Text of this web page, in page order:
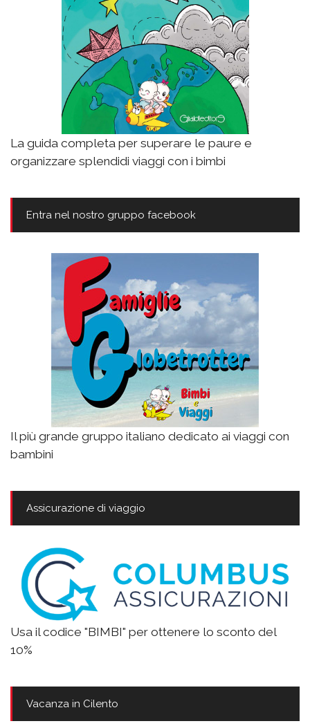
La guida completa per superare le paure e
organizzare splendidi viaggi con i bimbi
Entra nel nostro gruppo facebook
Il più grande gruppo italiano dedicato ai viaggi con
bambini
Assicurazione di viaggio
Usa il codice "BIMBI" per ottenere lo sconto del
10%
Vacanza in Cilento